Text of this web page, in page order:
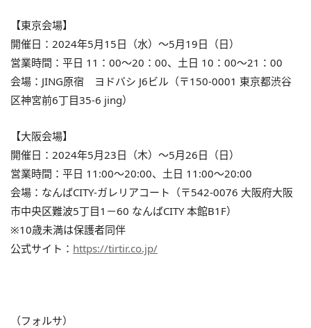
【東京会場】
開催日：2024年5月15日（水）～5月19日（日）
営業時間：平日 11：00～20：00、土日 10：00～21：00
会場：JING原宿 ヨドバシ J6ビル（〒150-0001 東京都渋谷
区神宮前6丁目35-6 jing）
【大阪会場】
開催日：2024年5月23日（木）～5月26日（日）
営業時間：平日 11:00～20:00、土日 11:00～20:00
会場：なんばCITY-ガレリアコート（〒542-0076 大阪府大阪
市中央区難波5丁目1－60 なんばCITY 本館B1F）
※10歳未満は保護者同伴
公式サイト： https://tirtir.co.jp/
（フォルサ）